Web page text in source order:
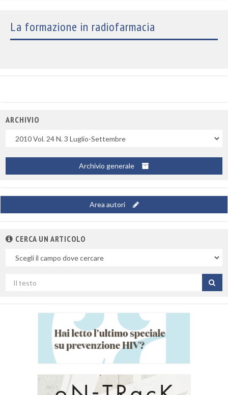
La formazione in radiofarmacia
ARCHIVIO
Archivio generale
Area autori
CERCA UN ARTICOLO
campo
per